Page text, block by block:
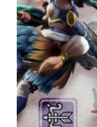
人
推
薦
技
自
媒
體。